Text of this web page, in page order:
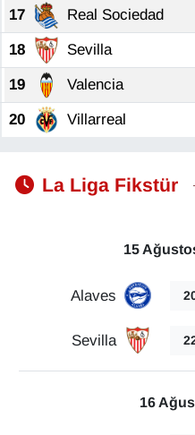
17 Real Sociedad
18 Sevilla
19 Valencia
20 Villarreal
La Liga Fikstür
15
Alaves
Sevilla
16
Gündem
Haber
HABERDE İNSAN
İngilizce